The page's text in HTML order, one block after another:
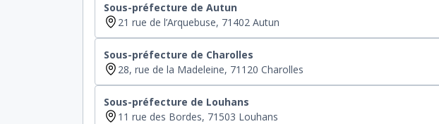
Sous-préfecture de Autun
21 rue de l’Arquebuse, 71402 Autun
Sous-préfecture de Charolles
28, rue de la Madeleine, 71120 Charolles
Sous-préfecture de Louhans
11 rue des Bordes, 71503 Louhans